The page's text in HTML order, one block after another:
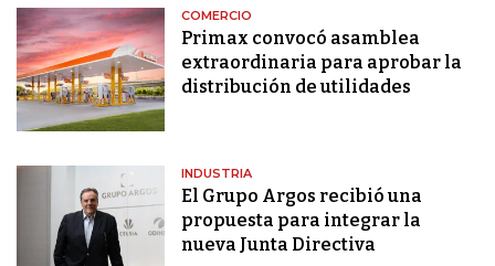
COMERCIO
Primax convocó asamblea
extraordinaria para aprobar la
distribución de utilidades
INDUSTRIA
El Grupo Argos recibió una
propuesta para integrar la
nueva Junta Directiva